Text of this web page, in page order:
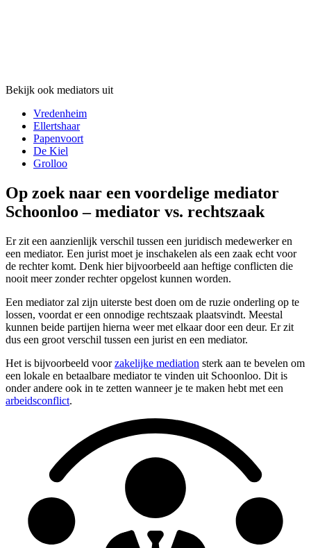
Bekijk ook mediators uit
Vredenheim
Ellertshaar
Papenvoort
De Kiel
Grolloo
Op zoek naar een voordelige mediator
Schoonloo – mediator vs. rechtszaak
Er zit een aanzienlijk verschil tussen een juridisch medewerker en
een mediator. Een jurist moet je inschakelen als een zaak echt voor
de rechter komt. Denk hier bijvoorbeeld aan heftige conflicten die
nooit meer zonder rechter opgelost kunnen worden.
Een mediator zal zijn uiterste best doen om de ruzie onderling op te
lossen, voordat er een onnodige rechtszaak plaatsvindt. Meestal
kunnen beide partijen hierna weer met elkaar door een deur. Er zit
dus een groot verschil tussen een jurist en een mediator.
Het is bijvoorbeeld voorzakelijke mediation sterk aan te bevelen om
een lokale en betaalbare mediator te vinden uit Schoonloo. Dit is
onder andere ook in te zetten wanneer je te maken hebt met een
arbeidsconflict.